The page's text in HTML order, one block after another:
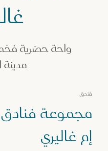
واحة حضرية
مدينة
فندق
مجموعة فنادق
إم غاليري